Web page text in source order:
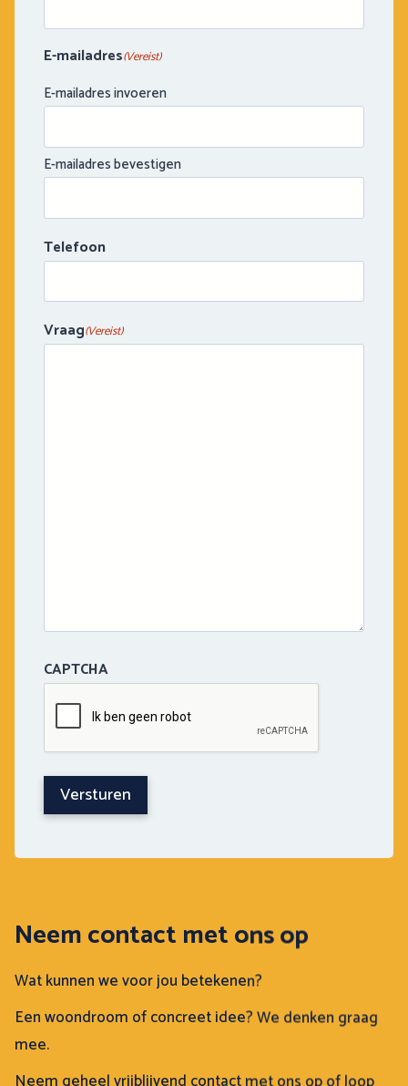
t
E-mailadres(Vereist)
E-mailadres invoeren
E-mailadres bevestigen
Telefoon
Vraag(Vereist)
CAPTCHA
Neem contact met ons op
Wat kunnen we voor jou betekenen?
Een woondroom of concreet idee? We denken graag
mee.